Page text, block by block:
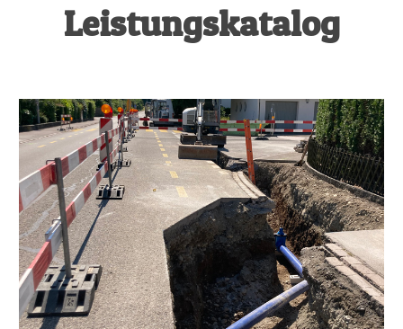
Leistungskatalog